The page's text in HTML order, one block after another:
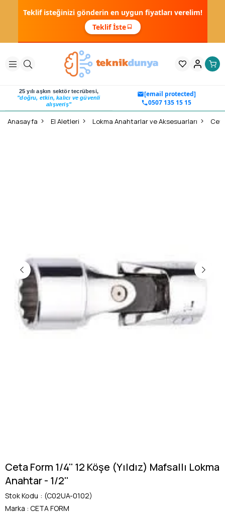
Teklif isteğinizi gönderin en uygun fiyatları verelim!
Teklif İste
25 yılı aşkın sektör tecrübesi,
"doğru, etkin, kalıcı ve güvenli
alışveriş"
[email protected]
0507 135 15 15
Anasayfa El Aletleri Lokma Anahtarlar ve Aksesuarları
Ceta Form 1/4'' 12 Köşe (Yıldız) Mafsallı Lokma
Anahtar - 1/2''
Stok Kodu
(C02UA-0102)
Marka : CETA FORM